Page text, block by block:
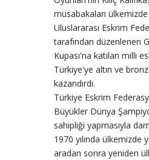
müsabakaları ülkemizde
Uluslararası Eskrim
tarafından düzenlenen
Kupası'na katılan milli
Türkiye'ye altın ve
kazandırdı.
Türkiye Eskrim
Büyükler Dünya
sahipliği yapmasıyla
1970 yılında ülkemizde
aradan sonra yeniden